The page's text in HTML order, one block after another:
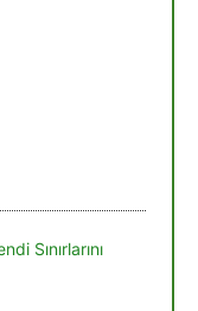
Sınırlarını